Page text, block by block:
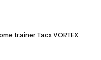
trainer Tacx VORTEX